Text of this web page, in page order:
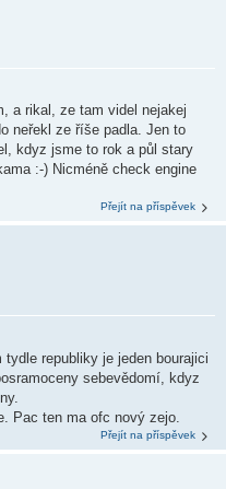
a rikal, ze tam videl nejakej
neřekl ze říše padla. Jen to
kdyz jsme to rok a půl stary
:-) Nicméně check engine
Přejít na příspěvek
republiky je jeden bourajici
sebevědomí, kdyz
Pac ten ma ofc nový zejo.
Přejít na příspěvek